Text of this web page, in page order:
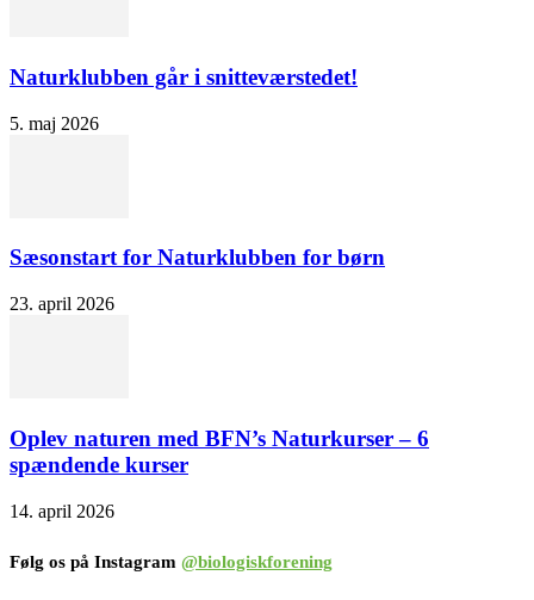
Naturklubben går i snitteværstedet!
5. maj 2026
Sæsonstart for Naturklubben for børn
23. april 2026
Oplev naturen med BFN’s Naturkurser – 6
spændende kurser
14. april 2026
Følg os på Instagram @biologiskforening